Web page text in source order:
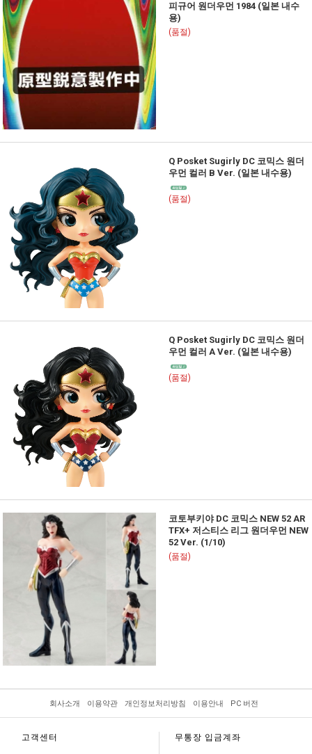
피규어 원더우먼 1984 (일본 내수
용)
(품절)
Q Posket Sugirly DC 코믹스 원더
우먼 컬러 B Ver. (일본 내수용)
(품절)
Q Posket Sugirly DC 코믹스 원더
우먼 컬러 A Ver. (일본 내수용)
(품절)
코토부키야 DC 코믹스 NEW 52 AR
TFX+ 저스티스 리그 원더우먼 NEW
52 Ver. (1/10)
(품절)
회사소개 이용약관 개인정보처리방침 이용안내 PC 버전
고객센터 무통장 입금계좌